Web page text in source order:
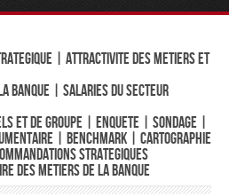
| ATTRACTIVITE DES METIERS ET
BANQUE | SALARIES DU SECTEUR
ET DE GROUPE | ENQUETE | SONDAGE |
| BENCHMARK | CARTOGRAPHIE
STRATEGIQUES
DES METIERS DE LA BANQUE